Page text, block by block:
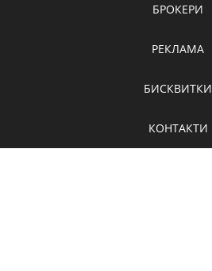
БРОКЕРИ
РЕКЛАМА
БИСКВИТКИ
КОНТАКТИ